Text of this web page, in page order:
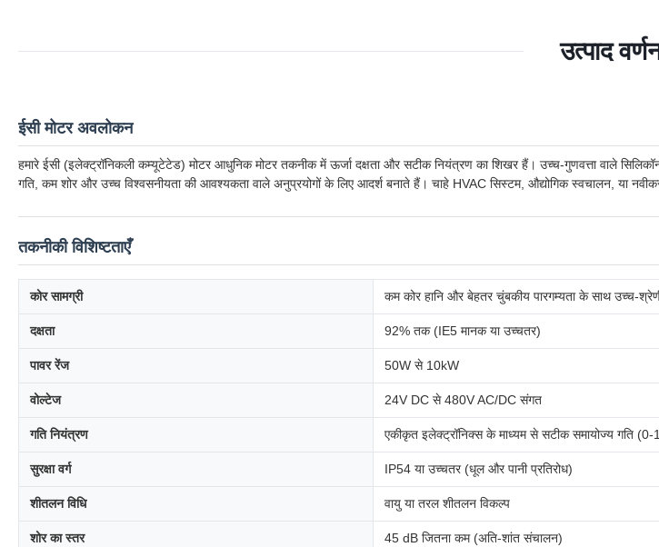
उत्पाद
ईसी मोटर अवलोकन
हमारे ईसी (इलेक्ट्रॉनिकली कम्यूटेटेड) मोटर आधुनिक मोटर तकनीक में ऊर्जा दक्षता और सटीक नियंत्रण का शिखर हैं। उच्च-गुणवत्ता वाले
गति, कम शोर और उच्च विश्वसनीयता की आवश्यकता वाले अनुप्रयोगों के लिए आदर्श बनाते हैं। चाहे HVAC सिस्टम, औद्योगिक स्वचालन, या
तकनीकी विशिष्टताएँ
कोर सामग्री कम कोर हानि और बेहतर चुंबकीय पारगम्यता के साथ उच्च-
दक्षता 92% तक (IE5 मानक या उच्चतर)
पावर रेंज 50W से 10kW
वोल्टेज 24V DC से 480V AC/DC संगत
गति नियंत्रण एकीकृत इलेक्ट्रॉनिक्स के माध्यम से सटीक समायोज्य गति
सुरक्षा वर्ग IP54 या उच्चतर (धूल और पानी प्रतिरोध)
शीतलन विधि वायु या तरल शीतलन विकल्प
शोर का स्तर 45 dB जितना कम (अति-शांत संचालन)